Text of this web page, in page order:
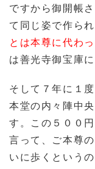
ですから御開帳
て同じ姿で作ら
とは本尊に代わ
は善光寺御宝庫
そして７年に１
本堂の内々陣中
す。この５００
言って、ご本尊
いに歩くという